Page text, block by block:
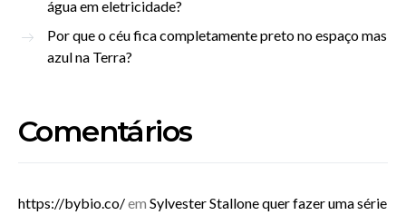
água em eletricidade?
Por que o céu fica completamente preto no espaço mas
azul na Terra?
Comentários
https://bybio.co/em Sylvester Stallone quer fazer uma série